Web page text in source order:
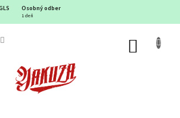
Osobný odber
1 deň